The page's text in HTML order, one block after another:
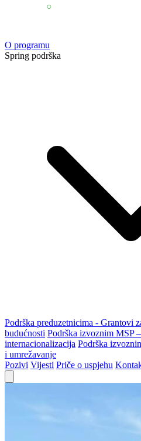
O programu
Spring podrška
Podrška preduzetnicima - Grantovi
budućnosti Podrška izvoznim MSP
internacionalizacija Podrška
i umrežavanje
Pozivi Vijesti Priče o uspjehu